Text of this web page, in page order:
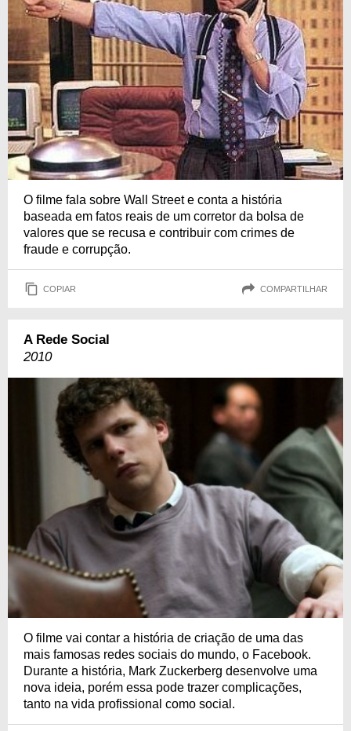
O filme fala sobre Wall Street e conta a história
baseada em fatos reais de um corretor da bolsa de
valores que se recusa e contribuir com crimes de
fraude e corrupção.
COPIAR COMPARTILHAR
A Rede Social
2010
O filme vai contar a história de criação de uma das
mais famosas redes sociais do mundo, o Facebook.
Durante a história, Mark Zuckerberg desenvolve uma
nova ideia, porém essa pode trazer complicações,
tanto na vida profissional como social.